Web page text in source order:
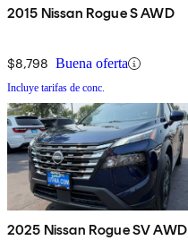
2015 Nissan Rogue S AWD
$8,798 Buena oferta
Incluye tarifas de conc.
2025 Nissan Rogue SV AWD